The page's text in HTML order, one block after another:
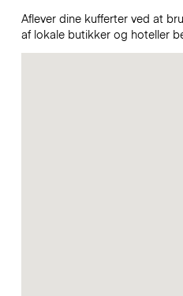
Aflever dine kufferter ved at
af lokale butikker og hoteller